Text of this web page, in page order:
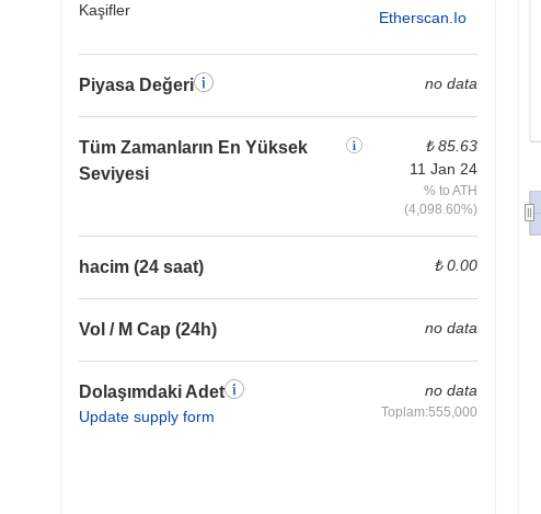
Kaşifler Etherscan.io
Piyasa Değeri no data
Tüm Zamanların En Yüksek
Seviyesi
₺ 85.63
11 Jan 24
% to ATH
(4,098.60%)
hacim (24 saat) ₺ 0.00
Vol / M Cap (24h) no data
Dolaşımdaki Adet
Update supply form
no data
Toplam:555,000